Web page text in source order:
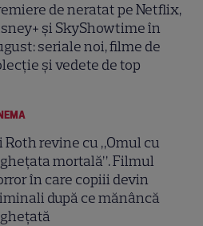
de neratat pe Netflix,
și SkyShowtime în
seriale noi, filme de
și vedete de top
Roth revine cu „Omul cu
mortală”. Filmul
în care copiii devin
după ce mănâncă